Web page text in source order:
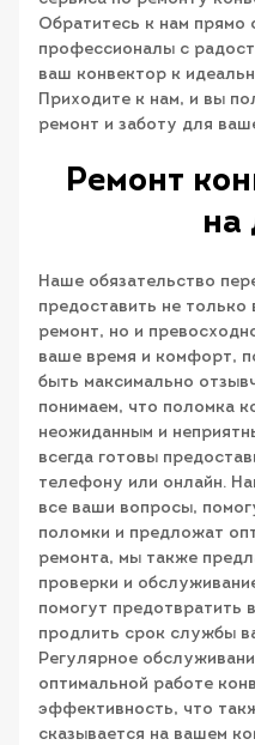
Обратитесь к нам прямо
профессионалы с
ваш конвектор к
Приходите к нам, и вы
ремонт и заботу для
Ремонт
на
Наше обязательство
предоставить не только
ремонт, но и
ваше время и комфорт,
быть максимально
понимаем, что поломка
неожиданным и
всегда готовы
телефону или онлайн.
все ваши вопросы,
поломки и предложат
ремонта, мы также
проверки и
помогут предотвратить
продлить срок службы
Регулярное
оптимальной работе
эффективность, что
сказывается на вашем